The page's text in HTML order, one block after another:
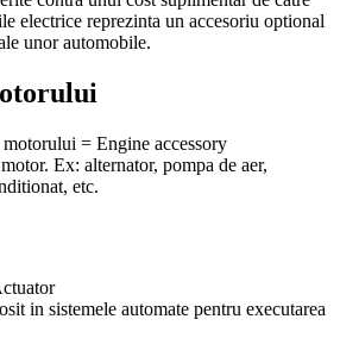
electrice reprezinta un accesoriu optional
unor automobile.
= Engine accessory
Ex: alternator, pompa de aer,
etc.
in sistemele automate pentru executarea